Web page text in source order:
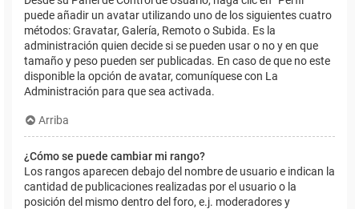
puede añadir un avatar utilizando uno de los siguientes cuatro
métodos: Gravatar, Galería, Remoto o Subida. Es la
administración quien decide si se pueden usar o no y en que
tamaño y peso pueden ser publicadas. En caso de que no este
disponible la opción de avatar, comuníquese con La
Administración para que sea activada.
Arriba
¿Cómo se puede cambiar mi rango?
Los rangos aparecen debajo del nombre de usuario e indican la
cantidad de publicaciones realizadas por el usuario o la
posición del mismo dentro del foro, e.j. moderadores y